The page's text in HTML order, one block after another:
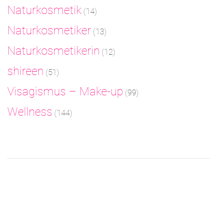
Naturkosmetik (14)
Naturkosmetiker (13)
Naturkosmetikerin (12)
shireen (51)
Visagismus – Make-up (99)
Wellness (144)